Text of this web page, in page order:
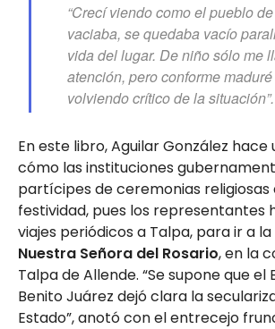
“Crecí viendo como el pueblo
vaciaba, se quedaba vacío
vida del lugar. De niño sólo me
atención, pero conforme
volviendo crítico de la situación”.
En este libro, Aguilar González
cómo las instituciones
partícipes de ceremonias religiosas
festividad, pues los representantes
viajes periódicos a Talpa, para ir a la
Nuestra Señora del Rosario, en la
Talpa de Allende. “Se supone que
Benito Juárez dejó clara la
Estado”, anotó con el entrecejo